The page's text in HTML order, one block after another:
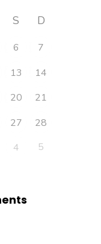
S D
6
7
13
14
20
21
27
28
4 5